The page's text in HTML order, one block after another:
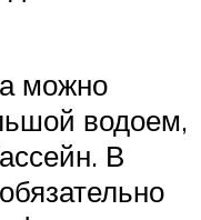
можно
водоем,
В